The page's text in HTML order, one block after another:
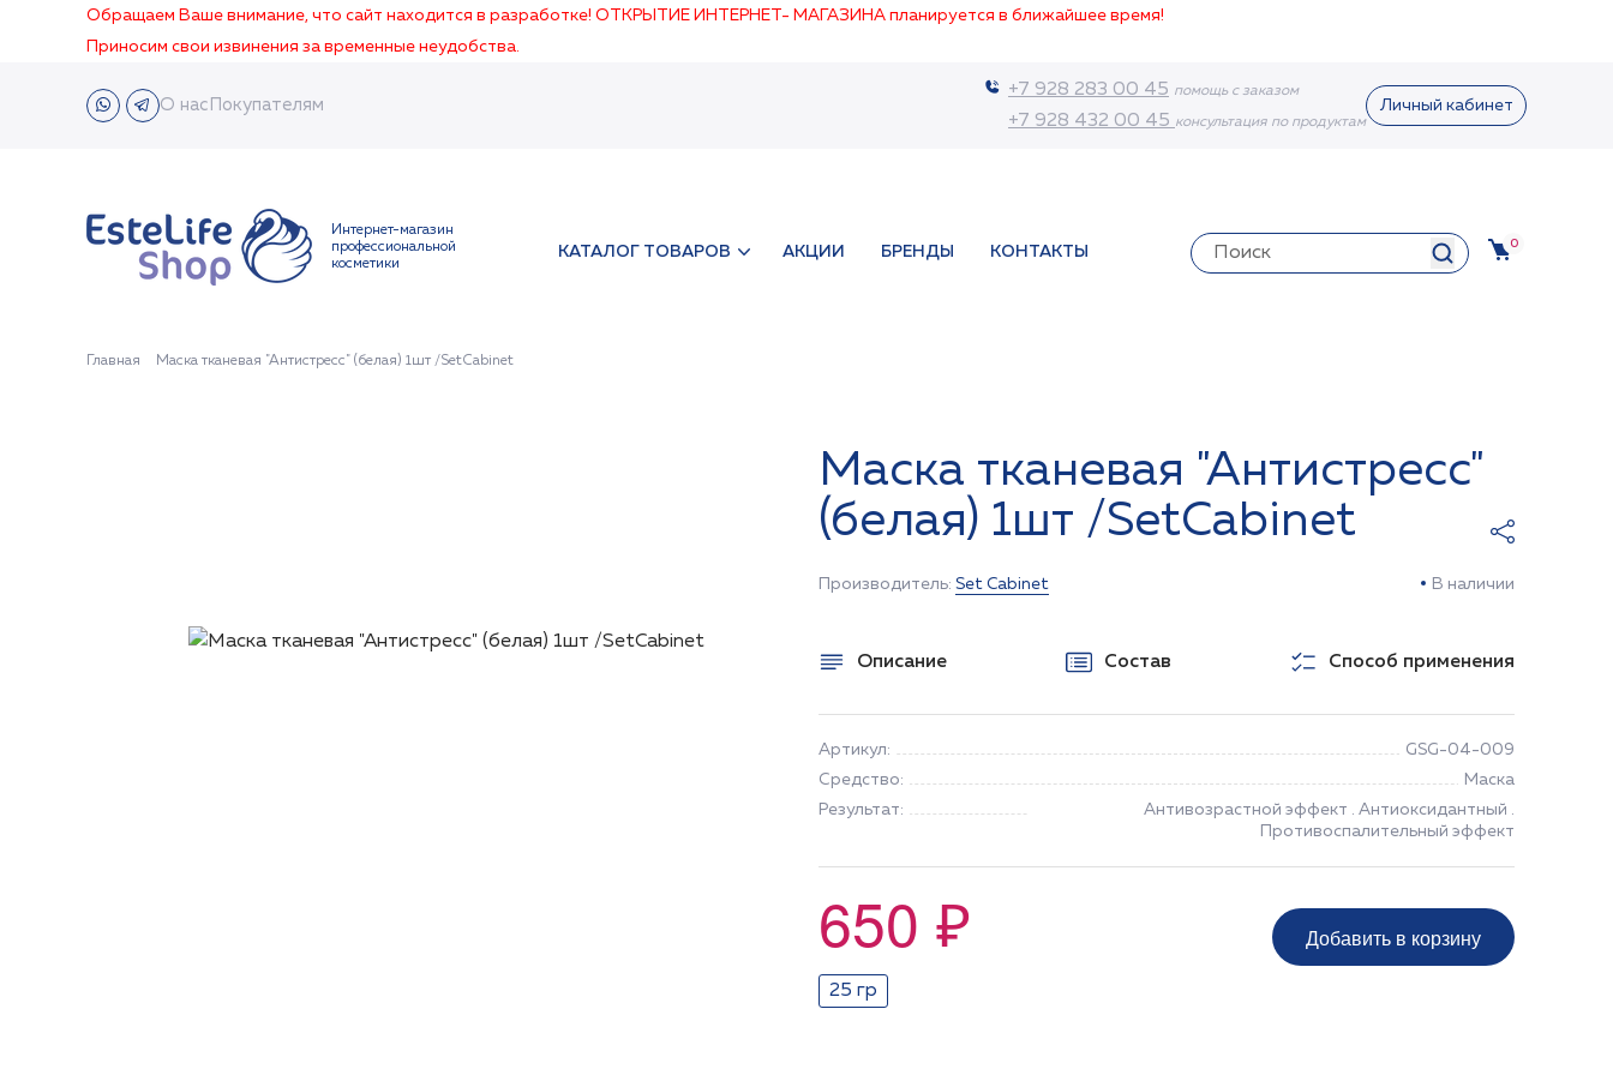
Обращаем Ваше внимание, что сайт находится в разработке! ОТКРЫТИЕ ИНТЕРНЕТ- МАГАЗИНА планируется в ближайшее время!
Приносим свои извинения за временные неудобства.
О нас Покупателям
+7 928 283 00 45 помощь с заказом
+7 928 432 00 45 консультация по продуктам
Личный кабинет
Интернет-магазин
профессиональной
косметики
КАТАЛОГ ТОВАРОВ АКЦИИ БРЕНДЫ КОНТАКТЫ 0
Главная Маска тканевая "Антистресс" (белая) 1шт /SetCabinet
Маска тканевая "Антистресс"
(белая) 1шт /SetCabinet
Производитель: Set Cabinet В наличии
Описание Состав Способ применения
Артикул:
GSG-04-009
Средство:
Маска
Результат:
Антивозрастной эффект . Антиоксидантный .
Противоспалительный эффект
650 ₽
25 гр
Добавить в корзину